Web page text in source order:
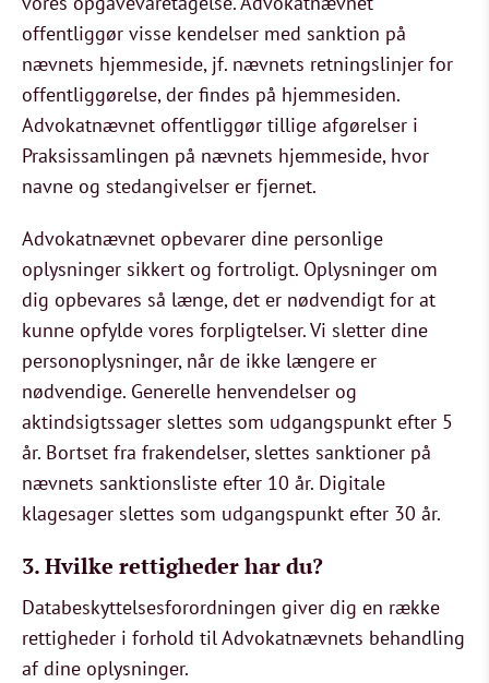
offentliggør visse kendelser med sanktion på
nævnets hjemmeside, jf. nævnets retningslinjer for
offentliggørelse, der findes på hjemmesiden.
Advokatnævnet offentliggør tillige afgørelser i
Praksissamlingen på nævnets hjemmeside, hvor
navne og stedangivelser er fjernet.
Advokatnævnet opbevarer dine personlige
oplysninger sikkert og fortroligt. Oplysninger om
dig opbevares så længe, det er nødvendigt for at
kunne opfylde vores forpligtelser. Vi sletter dine
personoplysninger, når de ikke længere er
nødvendige. Generelle henvendelser og
aktindsigtssager slettes som udgangspunkt efter 5
år. Bortset fra frakendelser, slettes sanktioner på
nævnets sanktionsliste efter 10 år. Digitale
klagesager slettes som udgangspunkt efter 30 år.
3. Hvilke rettigheder har du?
Databeskyttelsesforordningen giver dig en række
rettigheder i forhold til Advokatnævnets behandling
af dine oplysninger.